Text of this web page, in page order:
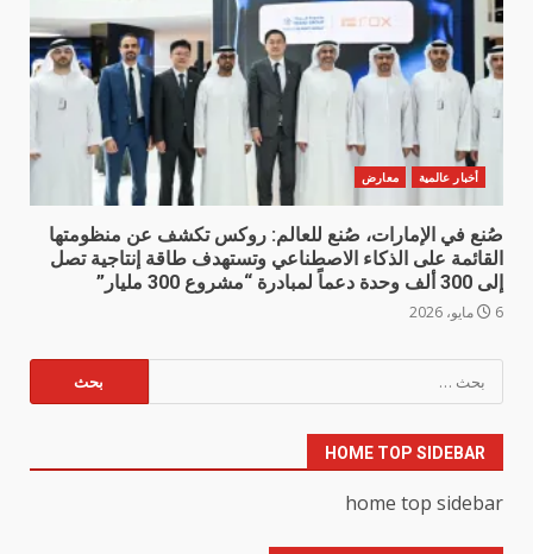
أخبار عالمية معارض
صُنع في الإمارات، صُنع للعالم: روكس تكشف عن منظومتها
القائمة على الذكاء الاصطناعي وتستهدف طاقة إنتاجية تصل
إلى 300 ألف وحدة دعماً لمبادرة “مشروع 300 مليار”
6 مايو، 2026
عن:
HOME TOP SIDEBAR
home top sidebar